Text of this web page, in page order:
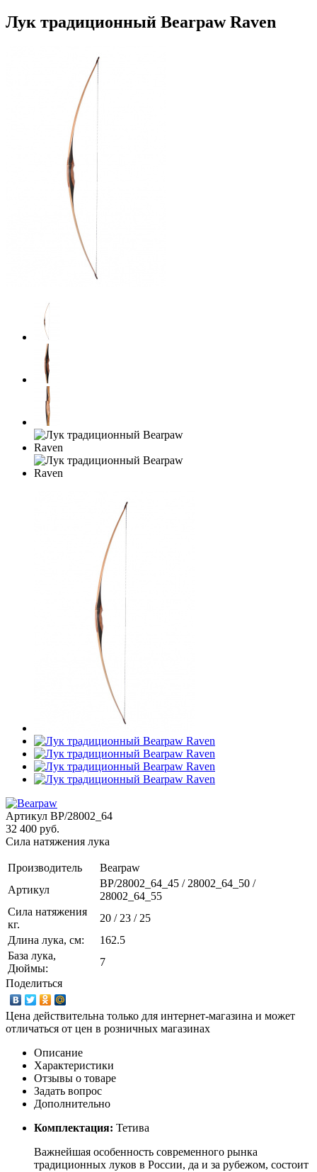
Лук традиционный Bearpaw Raven
Артикул BP/28002_64
32 400 руб.
Сила натяжения лука
Производитель
Bearpaw
Артикул
BP/28002_64_45 / 28002_64_50 /
28002_64_55
Сила натяжения
кг.
20 / 23 / 25
Длина лука, см:
162.5
База лука,
Дюймы:
7
Поделиться
Цена действительна только для интернет-магазина и может
отличаться от цен в розничных магазинах
Описание
Характеристики
Отзывы о товаре
Задать вопрос
Дополнительно
Комплектация: Тетива
Важнейшая особенность современного рынка
традиционных луков в России, да и за рубежом, состоит